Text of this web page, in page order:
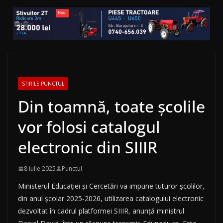
STIRILE PUNCTUL
Din toamnă, toate școlile
vor folosi catalogul
electronic din SIIIR
8 iulie 2025 Punctul
Ministerul Educației și Cercetări va impune tuturor școlilor,
din anul școlar 2025-2026, utilizarea catalogului electronic
dezvoltat în cadrul platformei SIIIR, anunță ministrul